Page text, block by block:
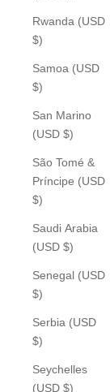
Rwanda (USD
$)
Samoa (USD
$)
San Marino
(USD $)
São Tomé &
Príncipe (USD
$)
Saudi Arabia
(USD $)
Senegal (USD
$)
Serbia (USD
$)
Seychelles
(USD $)